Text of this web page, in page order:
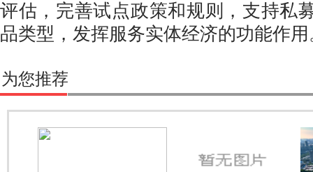
评估，完善试点政策和规则，支持私
品类型，发挥服务实体经济的功能作用
为您推荐